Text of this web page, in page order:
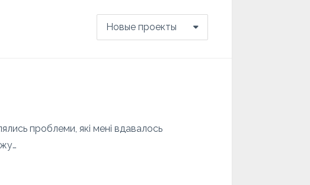
Новые проекты
проблеми, які мені вдавалось